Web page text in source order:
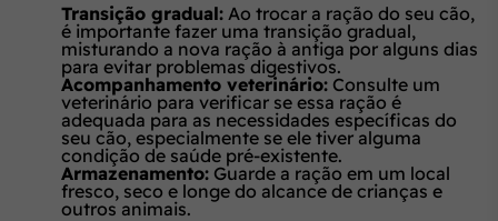
Transição gradual: Ao trocar a ração do seu cão,
é importante fazer uma transição gradual,
misturando a nova ração à antiga por alguns dias
para evitar problemas digestivos.
Acompanhamento veterinário: Consulte um
veterinário para verificar se essa ração é
adequada para as necessidades específicas do
seu cão, especialmente se ele tiver alguma
condição de saúde pré-existente.
Armazenamento: Guarde a ração em um local
fresco, seco e longe do alcance de crianças e
outros animais.